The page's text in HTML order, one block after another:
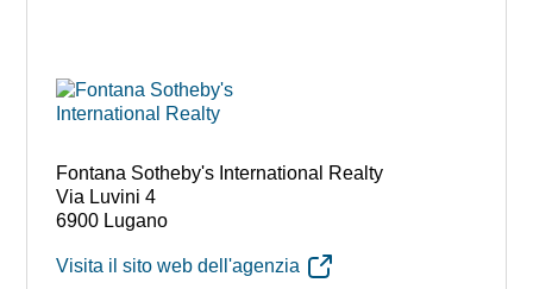
Fontana Sotheby's International Realty
Via Luvini 4
6900 Lugano
Visita il sito web dell'agenzia